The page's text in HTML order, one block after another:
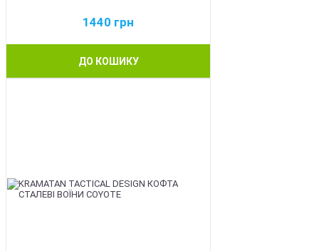
1440 грн
ДО КОШИКУ